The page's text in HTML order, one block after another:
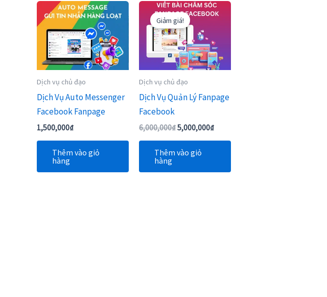
Dịch vụ chủ đạo
Dịch Vụ Auto Messenger
Facebook Fanpage
1,500,000₫
Thêm vào giỏ
hàng
Giảm giá!
Dịch vụ chủ đạo
Dịch Vụ Quản Lý Fanpage
Facebook
6,000,000₫
Giá
gốc
là:
6,000,000₫.
5,000,000₫
Giá
hiện
5,000,000₫.
Thêm vào giỏ
hàng